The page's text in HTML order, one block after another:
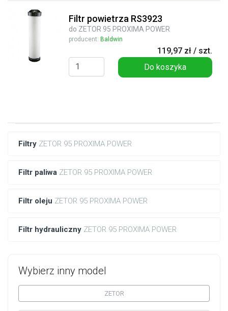
Filtry ZETOR 95 PROXIMA POWER
Filtr paliwa ZETOR 95 PROXIMA POWER
Filtr oleju ZETOR 95 PROXIMA POWER
Filtr hydrauliczny ZETOR 95 PROXIMA POWER
Wybierz inny model
ZETOR
Filtr powietrza RS3923
do ZETOR 95 PROXIMA POWER
producent: Baldwin
119,97 zł / szt.
Do koszyka